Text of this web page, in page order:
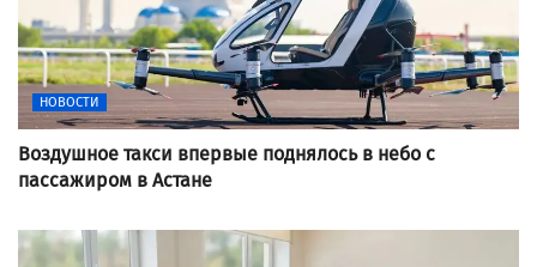
НОВОСТИ
Воздушное такси впервые поднялось в небо с
пассажиром в Астане